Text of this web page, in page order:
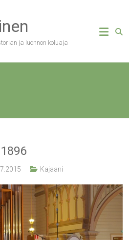
ja luonnon koluaja
Kajaani